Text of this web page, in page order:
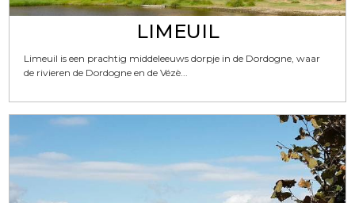
LIMEUIL
Limeuil is een prachtig middeleeuws dorpje in de Dordogne, waar
de rivieren de Dordogne en de Vézè...